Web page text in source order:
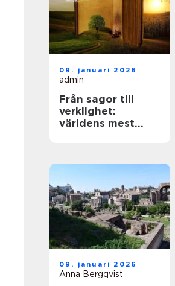
09. januari 2026
admin
Från sagor till
verklighet:
världens mest
09. januari 2026
Anna Bergqvist